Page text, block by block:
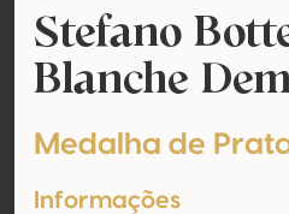
Stefano
Blanche
Medalha de
Informações